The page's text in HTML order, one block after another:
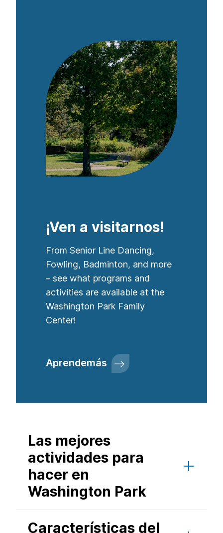
¡Ven a visitarnos!
From Senior Line Dancing,
Fowling, Badminton, and more
– see what programs and
activities are available at the
Washington Park Family
Center!
Aprendemás
Las mejores
actividades para
hacer en
Washington Park
Características del